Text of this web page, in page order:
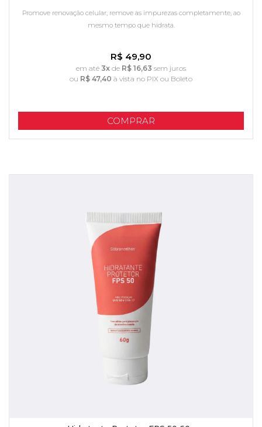
Promove renovação celular, remove as impurezas completamente, ao
mesmo tempo que hidrata.
R$ 49,90
em até 3x de R$ 16,63 sem juros
ou R$ 47,40 à vista no PIX ou Boleto
COMPRAR